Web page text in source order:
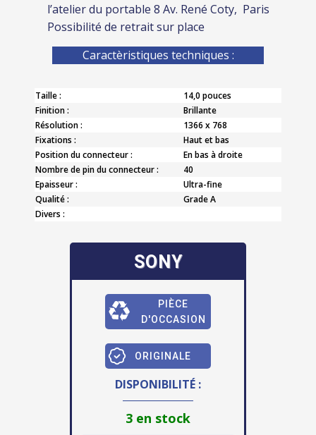
l’atelier du portable 8 Av. René Coty, Paris
Possibilité de retrait sur place
Caractèristiques techniques :
Taille :
14,0 pouces
Finition :
Brillante
Résolution :
1366 x 768
Fixations :
Haut et bas
Position du connecteur :
En bas à droite
Nombre de pin du connecteur :
40
Epaisseur :
Ultra-fine
Qualité :
Grade A
Divers :
SONY
PIÈCE
D'OCCASION
ORIGINALE
DISPONIBILITÉ :
3 en stock